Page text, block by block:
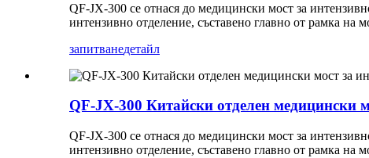
QF-JX-300 се отнася до медицински мост за
интензивно отделение, съставено главно от рамка на
запитванедетайл
QF-JX-300 Китайски отделен медицински
QF-JX-300 се отнася до медицински мост за
интензивно отделение, съставено главно от рамка на